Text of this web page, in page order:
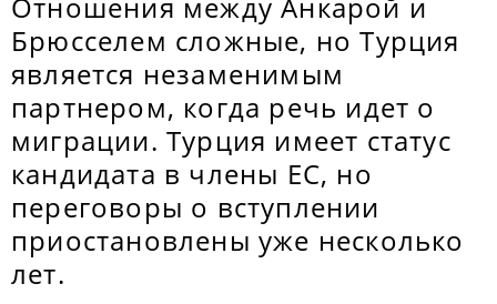
Брюсселем сложные, но Турция
является незаменимым
партнером, когда речь идет о
миграции. Турция имеет статус
кандидата в члены ЕС, но
переговоры о вступлении
приостановлены уже несколько
лет.